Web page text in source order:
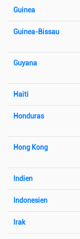
Guinea
Guinea-Bissau
Guyana
Haiti
Honduras
Hong Kong
Indien
Indonesien
Irak